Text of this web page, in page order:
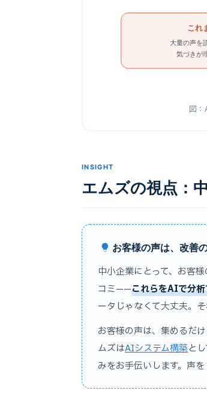
これ
大量の声を
気づきが
図：
INSIGHT
エムズの視点：
お客様の声は、改善
中小企業にとって、お客
コミ——これらをAIで分
ータじゃなくて大丈夫。
お客様の声は、集めるだ
ムズはAIシステム構築と
みをお手伝いします。声